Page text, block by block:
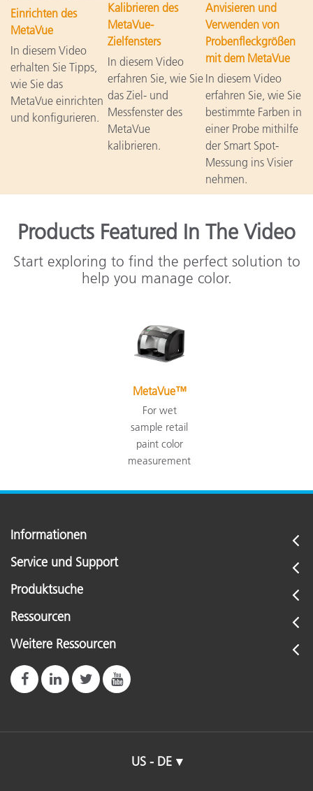
Einrichten des
MetaVue
In diesem Video
erhalten Sie Tipps,
wie Sie das
MetaVue einrichten
und konfigurieren.
Kalibrieren des
MetaVue-
Zielfensters
In diesem Video
erfahren Sie, wie Sie
das Ziel- und
Messfenster des
MetaVue
kalibrieren.
Anvisieren und
Verwenden von
Probenfleckgrößen
mit dem MetaVue
In diesem Video
erfahren Sie, wie Sie
bestimmte Farben in
einer Probe mithilfe
der Smart Spot-
Messung ins Visier
nehmen.
Products Featured In The Video
Start exploring to find the perfect solution to
help you manage color.
MetaVue™
For wet
sample retail
paint color
measurement
Informationen
Service und Support
Produktsuche
Ressourcen
Weitere Ressourcen
US - DE